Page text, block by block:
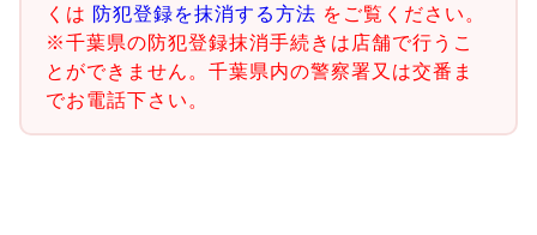
くは 防犯登録を抹消する方法 をご覧ください。
※千葉県の防犯登録抹消手続きは店舗で行うこ
とができません。千葉県内の警察署又は交番ま
でお電話下さい。